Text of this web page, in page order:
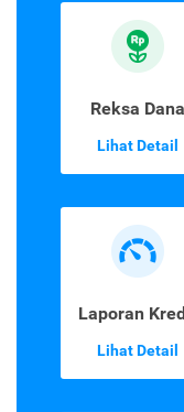
Reksa Dana
Lihat Detail
Laporan
Lihat Detail